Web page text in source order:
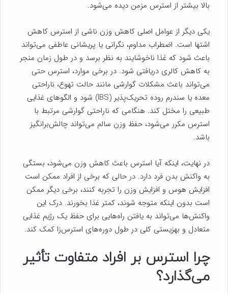
بالا بیشتر از استرس مزمن دیده می‌شود.
یکی دیگر از عوامل اصلی کاهش وزن ناشی از استرس کاهش
اشتها است. اضطراب مداوم، نگرانی یا پریشانی عاطفی می‌تواند
باعث شود که غذا ناخوشایند به نظر برسد و در طول زمان منجر
به کاهش کالری دریافتی شود. در برخی موارد، استرس حتی
می‌تواند باعث مشکلات گوارشی مانند حالت تهوع، ناراحتی
معده یا سندرم روده تحریک‌پذیر (IBS) شود و الگوهای غذایی
طبیعی را مختل کند. هنگامی که ناراحتی گوارشی مرتبط با
استرس مکرر می‌شود، حفظ وزن سالم می‌تواند چالش‌برانگیز
باشد.
در نهایت، اینکه آیا استرس باعث کاهش وزن می‌شود، بستگی
به واکنش بدن فرد دارد. در حالی که برخی از افراد ممکن است
افزایش هوس و افزایش وزن را تجربه کنند، برخی دیگر ممکن
است بدون اینکه متوجه شوند، کمتر غذا بخورند. درک این
واکنش‌ها می‌تواند به یافتن راه‌هایی برای حفظ یک رژیم غذایی
متعادل و بهزیستی کلی در طول دوره‌های استرس‌زا کمک کند.
چرا استرس بر افراد متفاوت تأثیر
می‌گذارد؟